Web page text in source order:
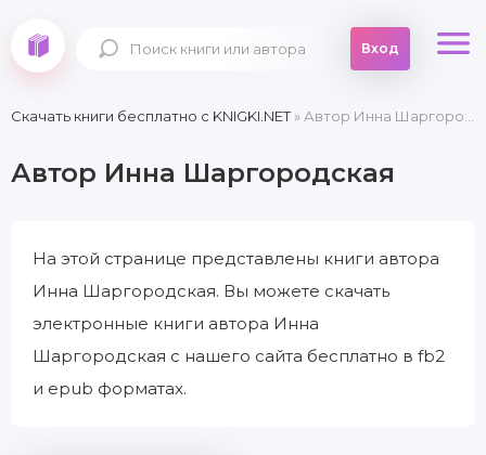
Вход
Скачать книги бесплатно c KNIGKI.NET» Автор Инна Шаргородская
Автор Инна Шаргородская
На этой странице представлены книги автора
Инна Шаргородская. Вы можете скачать
электронные книги автора Инна
Шаргородская с нашего сайта бесплатно в fb2
и epub форматах.